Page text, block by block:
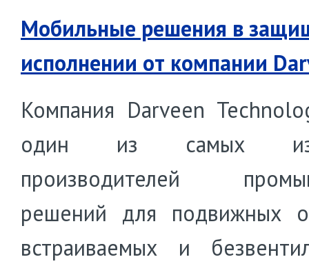
Мобильные решения в
исполнении от компании
Компания Darveen
один из самых
производителей
решений для подвижных
встраиваемых и